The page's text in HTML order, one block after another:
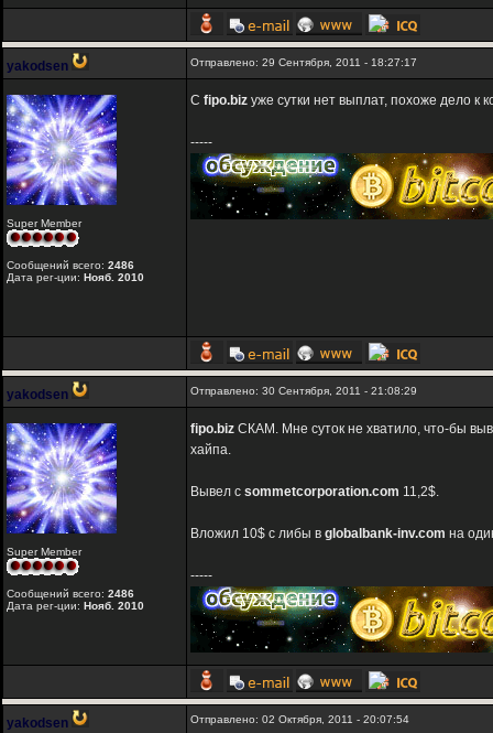
yakodsen Отправлено: 29 Сентября, 2011 - 18:27:17
Super Member
Сообщений всего: 2486
Дата рег-ции: Нояб. 2010
С fipo.biz уже сутки нет выплат, похоже дело к
-----
yakodsen Отправлено: 30 Сентября, 2011 - 21:08:29
Super Member
Сообщений всего: 2486
Дата рег-ции: Нояб. 2010
fipo.biz СКАМ. Мне суток не хватило, что-бы
хайпа.
Вывел с sommetcorporation.com 11,2$.
Вложил 10$ с либы в globalbank-inv.com на
-----
yakodsen Отправлено: 02 Октября, 2011 - 20:07:54